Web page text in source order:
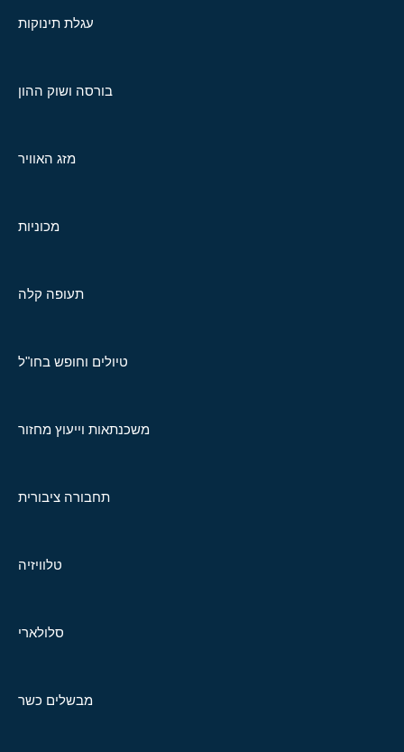
עגלת תינוקות
בורסה ושוק ההון
מזג האוויר
מכוניות
תעופה קלה
טיולים וחופש בחו"ל
משכנתאות וייעוץ מחזור
תחבורה ציבורית
טלוויזיה
סלולארי
מבשלים כשר